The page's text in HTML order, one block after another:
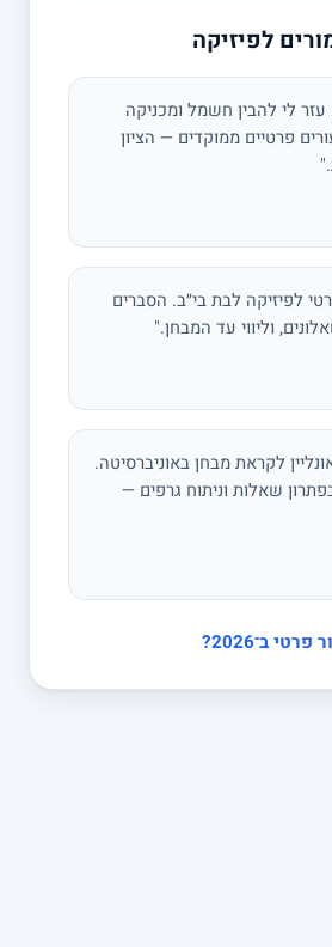
לפיזיקה
לי להבין חשמל ומכניקה
פרטיים ממוקדים — הציון
לפיזיקה לבת בי״ב. הסברים
וליווי עד המבחן."
לקראת מבחן באוניברסיטה.
שאלות וניתוח גרפים —
ב־2026?